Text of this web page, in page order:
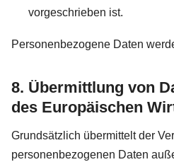
vorgeschrieben ist.
Personenbezogene Daten
8. Übermittlung von
des Europäischen
Grundsätzlich übermittelt der
personenbezogenen Daten